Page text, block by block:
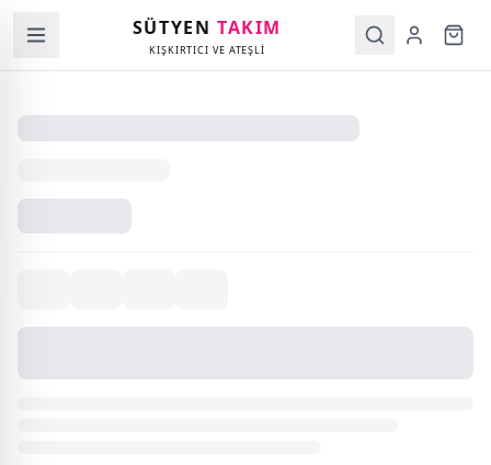
SÜTYENTAKIM
KIŞKIRTICI VE ATEŞLİ